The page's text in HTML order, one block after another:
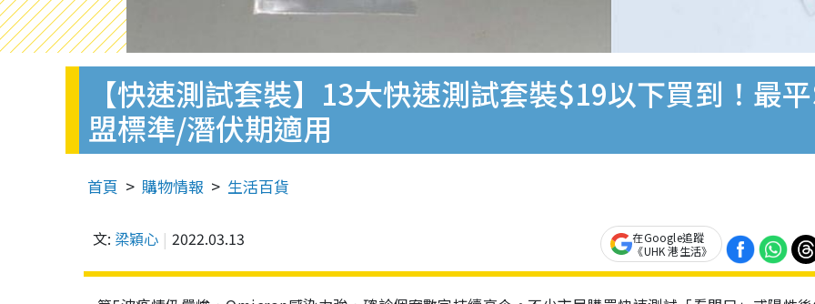
【快速測試套裝】13大快速測試套裝$19以下買到！最
盟標準/潛伏期適用
首頁 購物情報 生活百貨
文: 梁穎心 2022.03.13
在Google追蹤
《UHK 港生活》